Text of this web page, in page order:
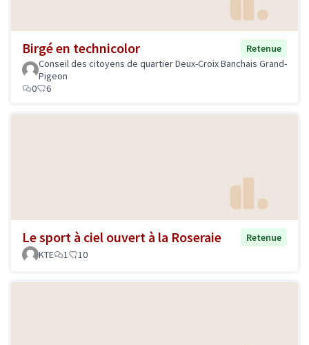
Birgé en technicolor
Retenue
Conseil des citoyens de quartier Deux-Croix Banchais Grand-
Pigeon
0
6
Le sport à ciel ouvert à la Roseraie
Retenue
KTE
1 10